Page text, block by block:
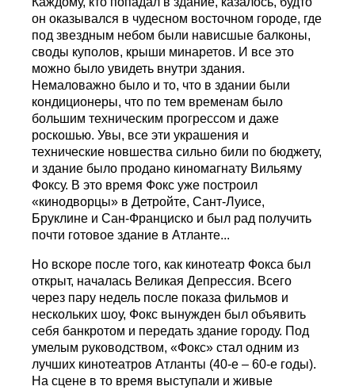
он оказывался в чудесном восточном городе, где
под звездным небом были нависшые балконы,
своды куполов, крыши минаретов. И все это
можно было увидеть внутри здания.
Немаловажно было и то, что в здании были
кондиционеры, что по тем временам было
большим техническим прогрессом и даже
роскошью. Увы, все эти украшения и
технические новшества сильно били по бюджету,
и здание было продано киномагнату Вильяму
Фоксу. В это время Фокс уже построил
«кинодворцы» в Детройте, Сант-Луисе,
Бруклине и Сан-Франциско и был рад получить
почти готовое здание в Атланте...
Но вскоре после того, как кинотеатр Фокса был
открыт, началась Великая Депрессия. Всего
через пару недель после показа фильмов и
нескольких шоу, Фокс вынужден был объявить
себя банкротом и передать здание городу. Под
умелым руководством, «Фокс» стал одним из
лучших кинотеатров Атланты (40-е – 60-е годы).
На сцене в то время выступали и живые